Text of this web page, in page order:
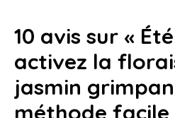
10 avis sur «
activez la
jasmin
méthode facile